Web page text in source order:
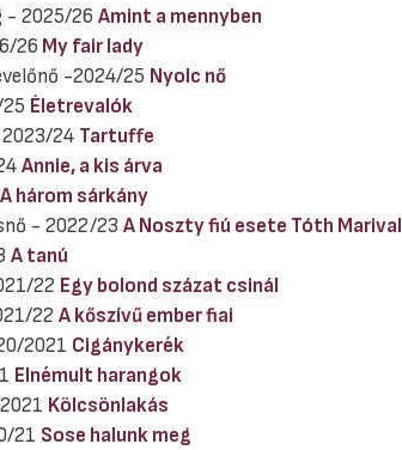
- 2025/26 Amint a mennyben
26 My fair lady
-2024/25 Nyolc nő
Életrevalók
24 Tartuffe
Annie, a kis árva
A három sárkány
- 2022/23 A Noszty fiú esete Tóth Marival
A tanú
22 Egy bolond százat csinál
22 A kőszívű ember fiai
2021 Cigánykerék
Elnémult harangok
Kölcsönlakás
21 Sose halunk meg